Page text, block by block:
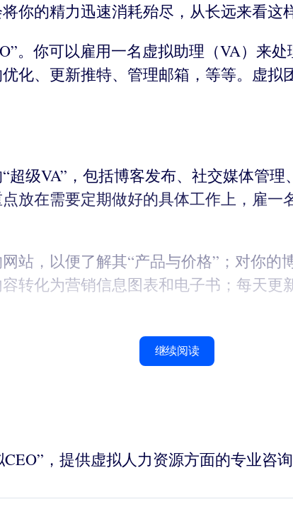
你的精力迅速消耗殆尽，从长远来看这
。你可以雇用一名虚拟助理（VA）来
化、更新推特、管理邮箱，等等。虚
级VA”，包括博客发布、社交媒体管
放在需要定期做好的具体工作上，雇
站，以便了解其“产品与价格”；对你
转化为营销信息图表和电子书；每天
继续阅读
，提供虚拟人力资源方面的专业咨询